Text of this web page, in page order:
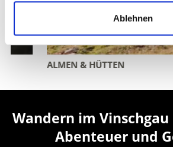
Ablehnen
ALMEN & HÜTTEN
Wandern im
Abenteuer und